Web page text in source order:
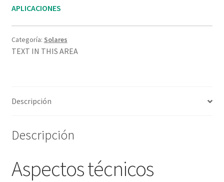
APLICACIONES
Categoría: Solares
TEXT IN THIS AREA
Descripción
Descripción
Aspectos técnicos